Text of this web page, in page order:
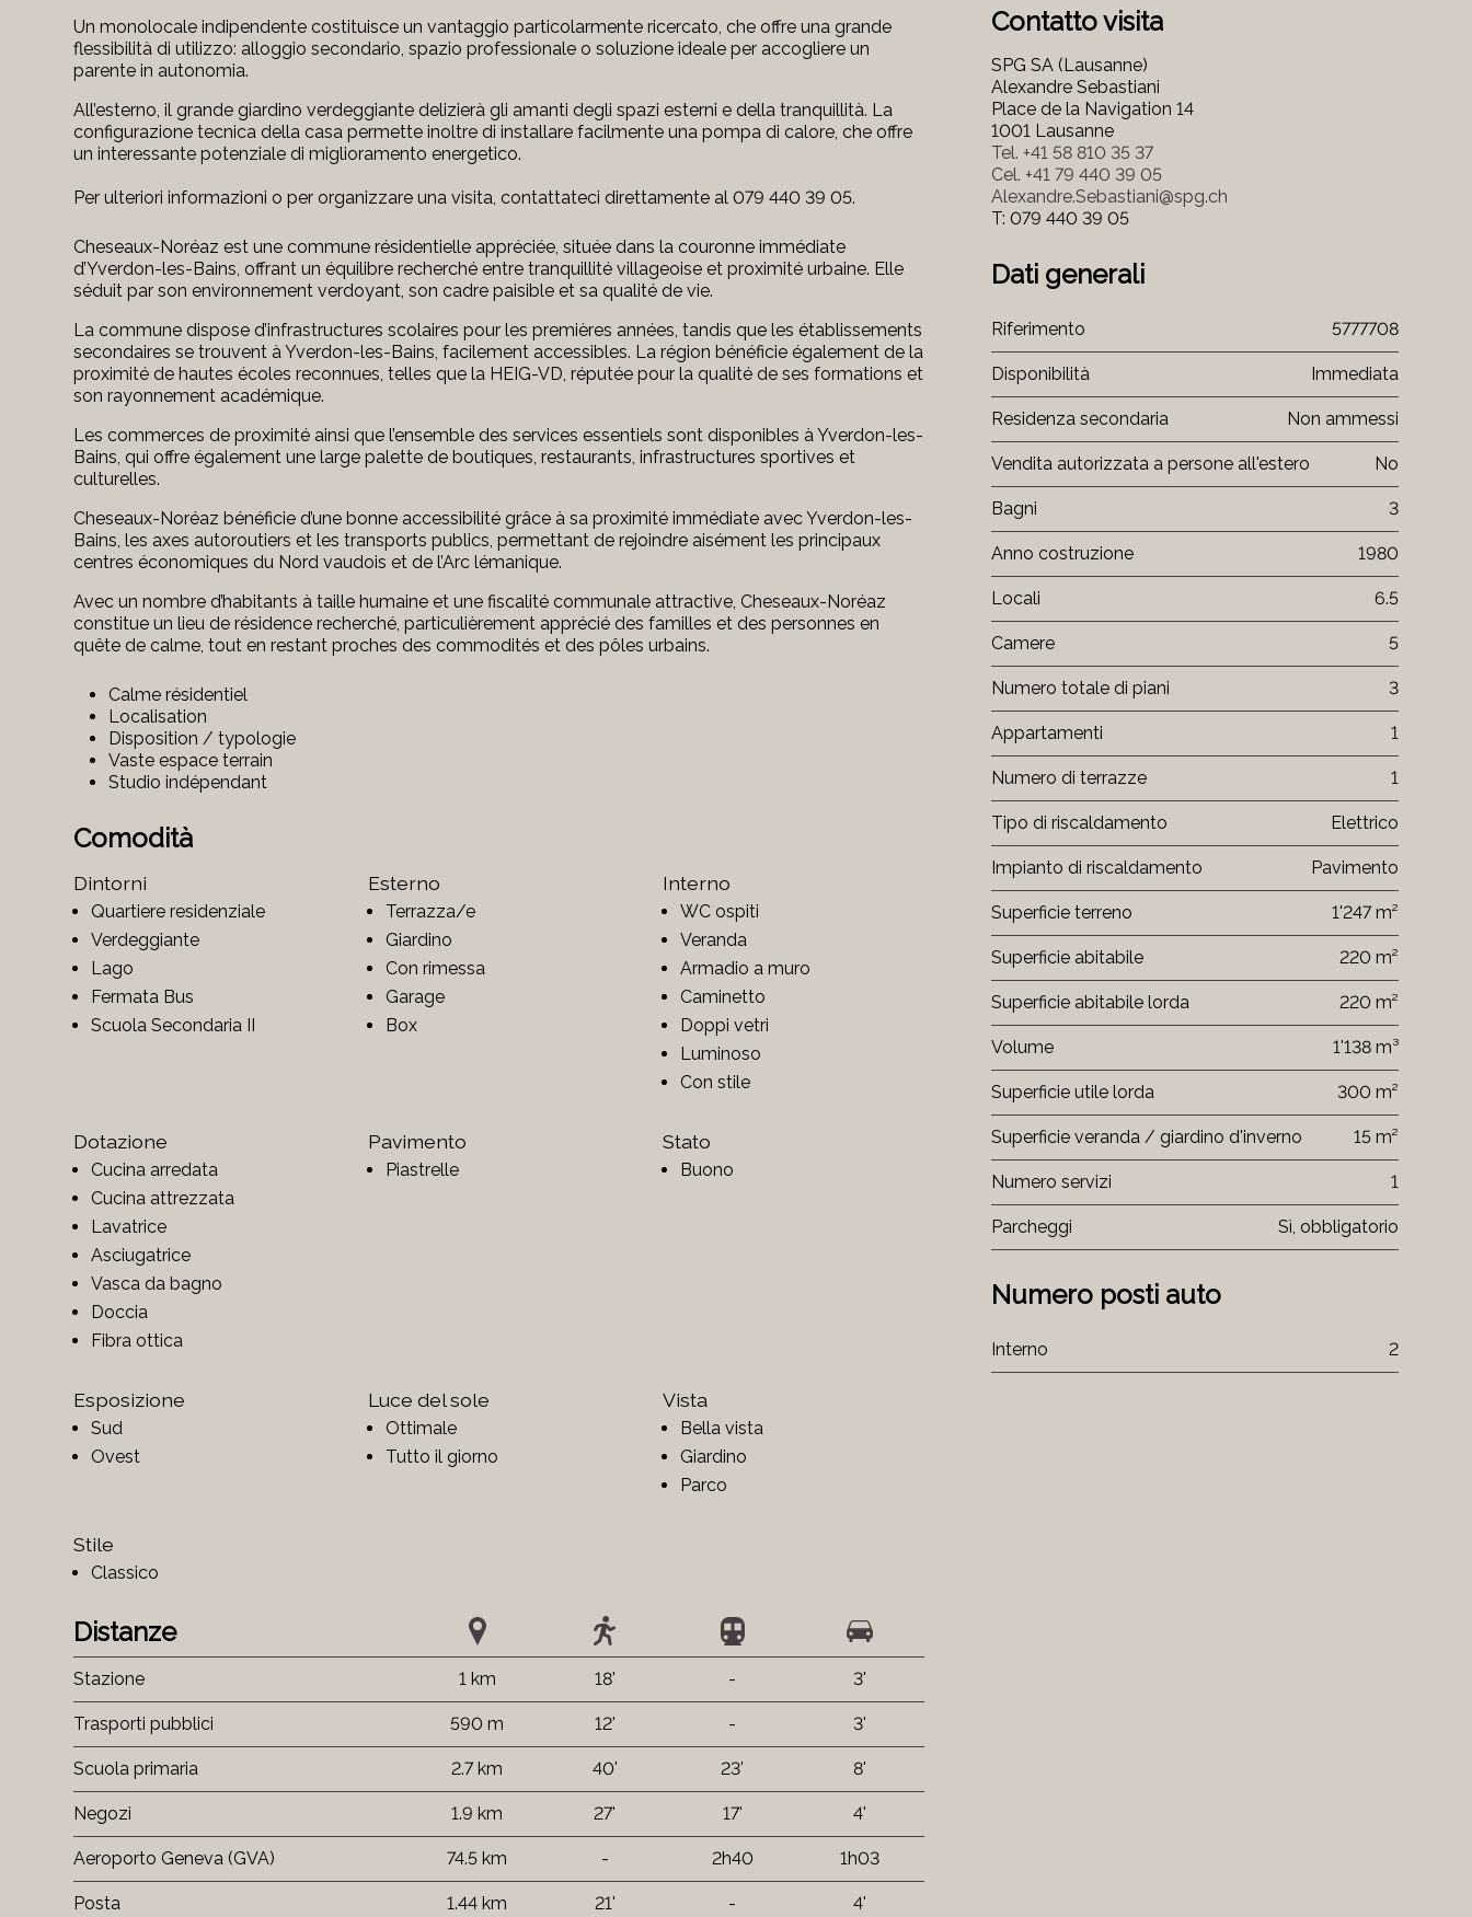
Un monolocale indipendente costituisce un vantaggio particolarmente ricercato, che offre una grande
flessibilità di utilizzo: alloggio secondario, spazio professionale o soluzione ideale per accogliere un
parente in autonomia.
All’esterno, il grande giardino verdeggiante delizierà gli amanti degli spazi esterni e della tranquillità. La
configurazione tecnica della casa permette inoltre di installare facilmente una pompa di calore, che offre
un interessante potenziale di miglioramento energetico.
Per ulteriori informazioni o per organizzare una visita, contattateci direttamente al 079 440 39 05.
Cheseaux-Noréaz est une commune résidentielle appréciée, située dans la couronne immédiate
d’Yverdon-les-Bains, offrant un équilibre recherché entre tranquillité villageoise et proximité urbaine. Elle
séduit par son environnement verdoyant, son cadre paisible et sa qualité de vie.
La commune dispose d’infrastructures scolaires pour les premières années, tandis que les établissements
secondaires se trouvent à Yverdon-les-Bains, facilement accessibles. La région bénéficie également de la
proximité de hautes écoles reconnues, telles que la HEIG-VD, réputée pour la qualité de ses formations et
son rayonnement académique.
Les commerces de proximité ainsi que l’ensemble des services essentiels sont disponibles à Yverdon-les-
Bains, qui offre également une large palette de boutiques, restaurants, infrastructures sportives et
culturelles.
Cheseaux-Noréaz bénéficie d’une bonne accessibilité grâce à sa proximité immédiate avec Yverdon-les-
Bains, les axes autoroutiers et les transports publics, permettant de rejoindre aisément les principaux
centres économiques du Nord vaudois et de l’Arc lémanique.
Avec un nombre d’habitants à taille humaine et une fiscalité communale attractive, Cheseaux-Noréaz
constitue un lieu de résidence recherché, particulièrement apprécié des familles et des personnes en
quête de calme, tout en restant proches des commodités et des pôles urbains.
Calme résidentiel
Localisation
Disposition / typologie
Vaste espace terrain
Studio indépendant
Comodità
Dintorni
Quartiere residenziale
Verdeggiante
Lago
Fermata Bus
Scuola Secondaria II
Esterno
Terrazza/e
Giardino
Con rimessa
Garage
Box
Interno
WC ospiti
Veranda
Armadio a muro
Caminetto
Doppi vetri
Luminoso
Con stile
Dotazione
Cucina arredata
Cucina attrezzata
Lavatrice
Asciugatrice
Vasca da bagno
Doccia
Fibra ottica
Pavimento
Piastrelle
Stato
Buono
Esposizione
Sud
Ovest
Luce del sole
Ottimale
Tutto il giorno
Vista
Bella vista
Giardino
Parco
Stile
Classico
Distanze
Stazione 1 km 18' - 3'
Trasporti pubblici 590 m 12' - 3'
Scuola primaria 2.7 km 40' 23' 8'
Negozi 1.9 km 27' 17' 4'
Aeroporto Geneva (GVA) 74.5 km - 2h40 1h03
Posta 1.44 km 21' - 4'
Contatto visita
SPG SA (Lausanne)
Alexandre Sebastiani
Place de la Navigation 14
1001 Lausanne
Tel. +41 58 810 35 37
Cel. +41 79 440 39 05
Alexandre.Sebastiani@spg.ch
T: 079 440 39 05
Dati generali
Riferimento 5777708
Disponibilità Immediata
Residenza secondaria Non ammessi
Vendita autorizzata a persone all'estero No
Bagni 3
Anno costruzione 1980
Locali 6.5
Camere 5
Numero totale di piani 3
Appartamenti 1
Numero di terrazze 1
Tipo di riscaldamento Elettrico
Impianto di riscaldamento Pavimento
Superficie terreno 1'247 m²
Superficie abitabile 220 m²
Superficie abitabile lorda 220 m²
Volume 1'138 m³
Superficie utile lorda 300 m²
Superficie veranda / giardino d'inverno 15 m²
Numero servizi 1
Parcheggi Sì, obbligatorio
Numero posti auto
Interno 2